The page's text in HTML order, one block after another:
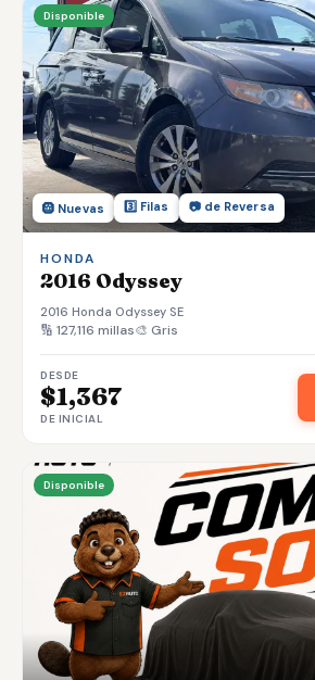
Disponible
🛞 Nuevas 3️⃣ Filas 📷 de Reversa
HONDA
2016 Odyssey
2016 Honda Odyssey SE
🔢 127,116 millas🎨 Gris
DESDE
$1,367
DE INICIAL
Disponible